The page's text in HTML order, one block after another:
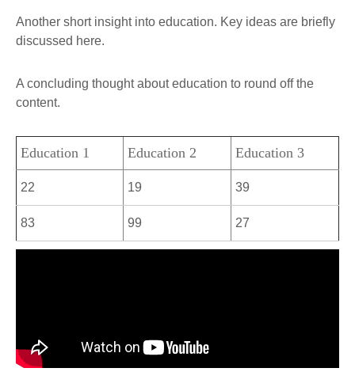
Another short insight into education. Key ideas are briefly
discussed here.
A concluding thought about education to round off the
content.
Education 1 Education 2 Education 3
22 19 39
83 99 27